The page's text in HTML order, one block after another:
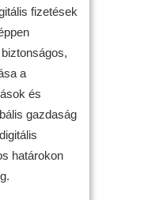
fizetések
a
és
gazdaság
határokon